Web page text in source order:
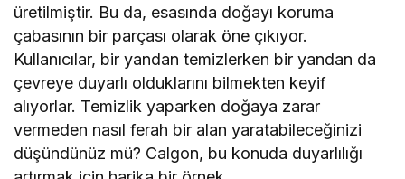
üretilmiştir. Bu da, esasında doğayı koruma
çabasının bir parçası olarak öne çıkıyor.
Kullanıcılar, bir yandan temizlerken bir yandan da
çevreye duyarlı olduklarını bilmekten keyif
alıyorlar. Temizlik yaparken doğaya zarar
vermeden nasıl ferah bir alan yaratabileceğinizi
düşündünüz mü? Calgon, bu konuda duyarlılığı